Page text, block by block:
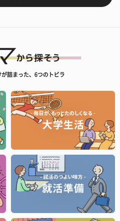
詰まった、6つのトビラ